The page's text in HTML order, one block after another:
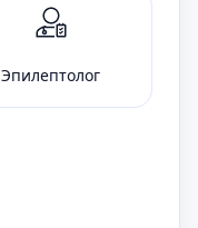
Эпилептолог